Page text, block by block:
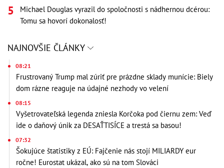
Michael Douglas vyrazil do spoločnosti s nádhernou dcérou:
Tomu sa hovorí dokonalosť!
NAJNOVŠIE ČLÁNKY
08:21
Frustrovaný Trump mal zúriť pre prázdne sklady munície: Biely
dom rázne reaguje na údajné nezhody vo velení
08:15
Vyšetrovateľská legenda zniesla Korčoka pod čiernu zem: Veď
ide o daňový únik za DESAŤTISÍCE a trestá sa basou!
07:32
Šokujúce štatistiky z EÚ: Fajčenie nás stojí MILIARDY eur
ročne! Eurostat ukázal, ako sú na tom Slováci